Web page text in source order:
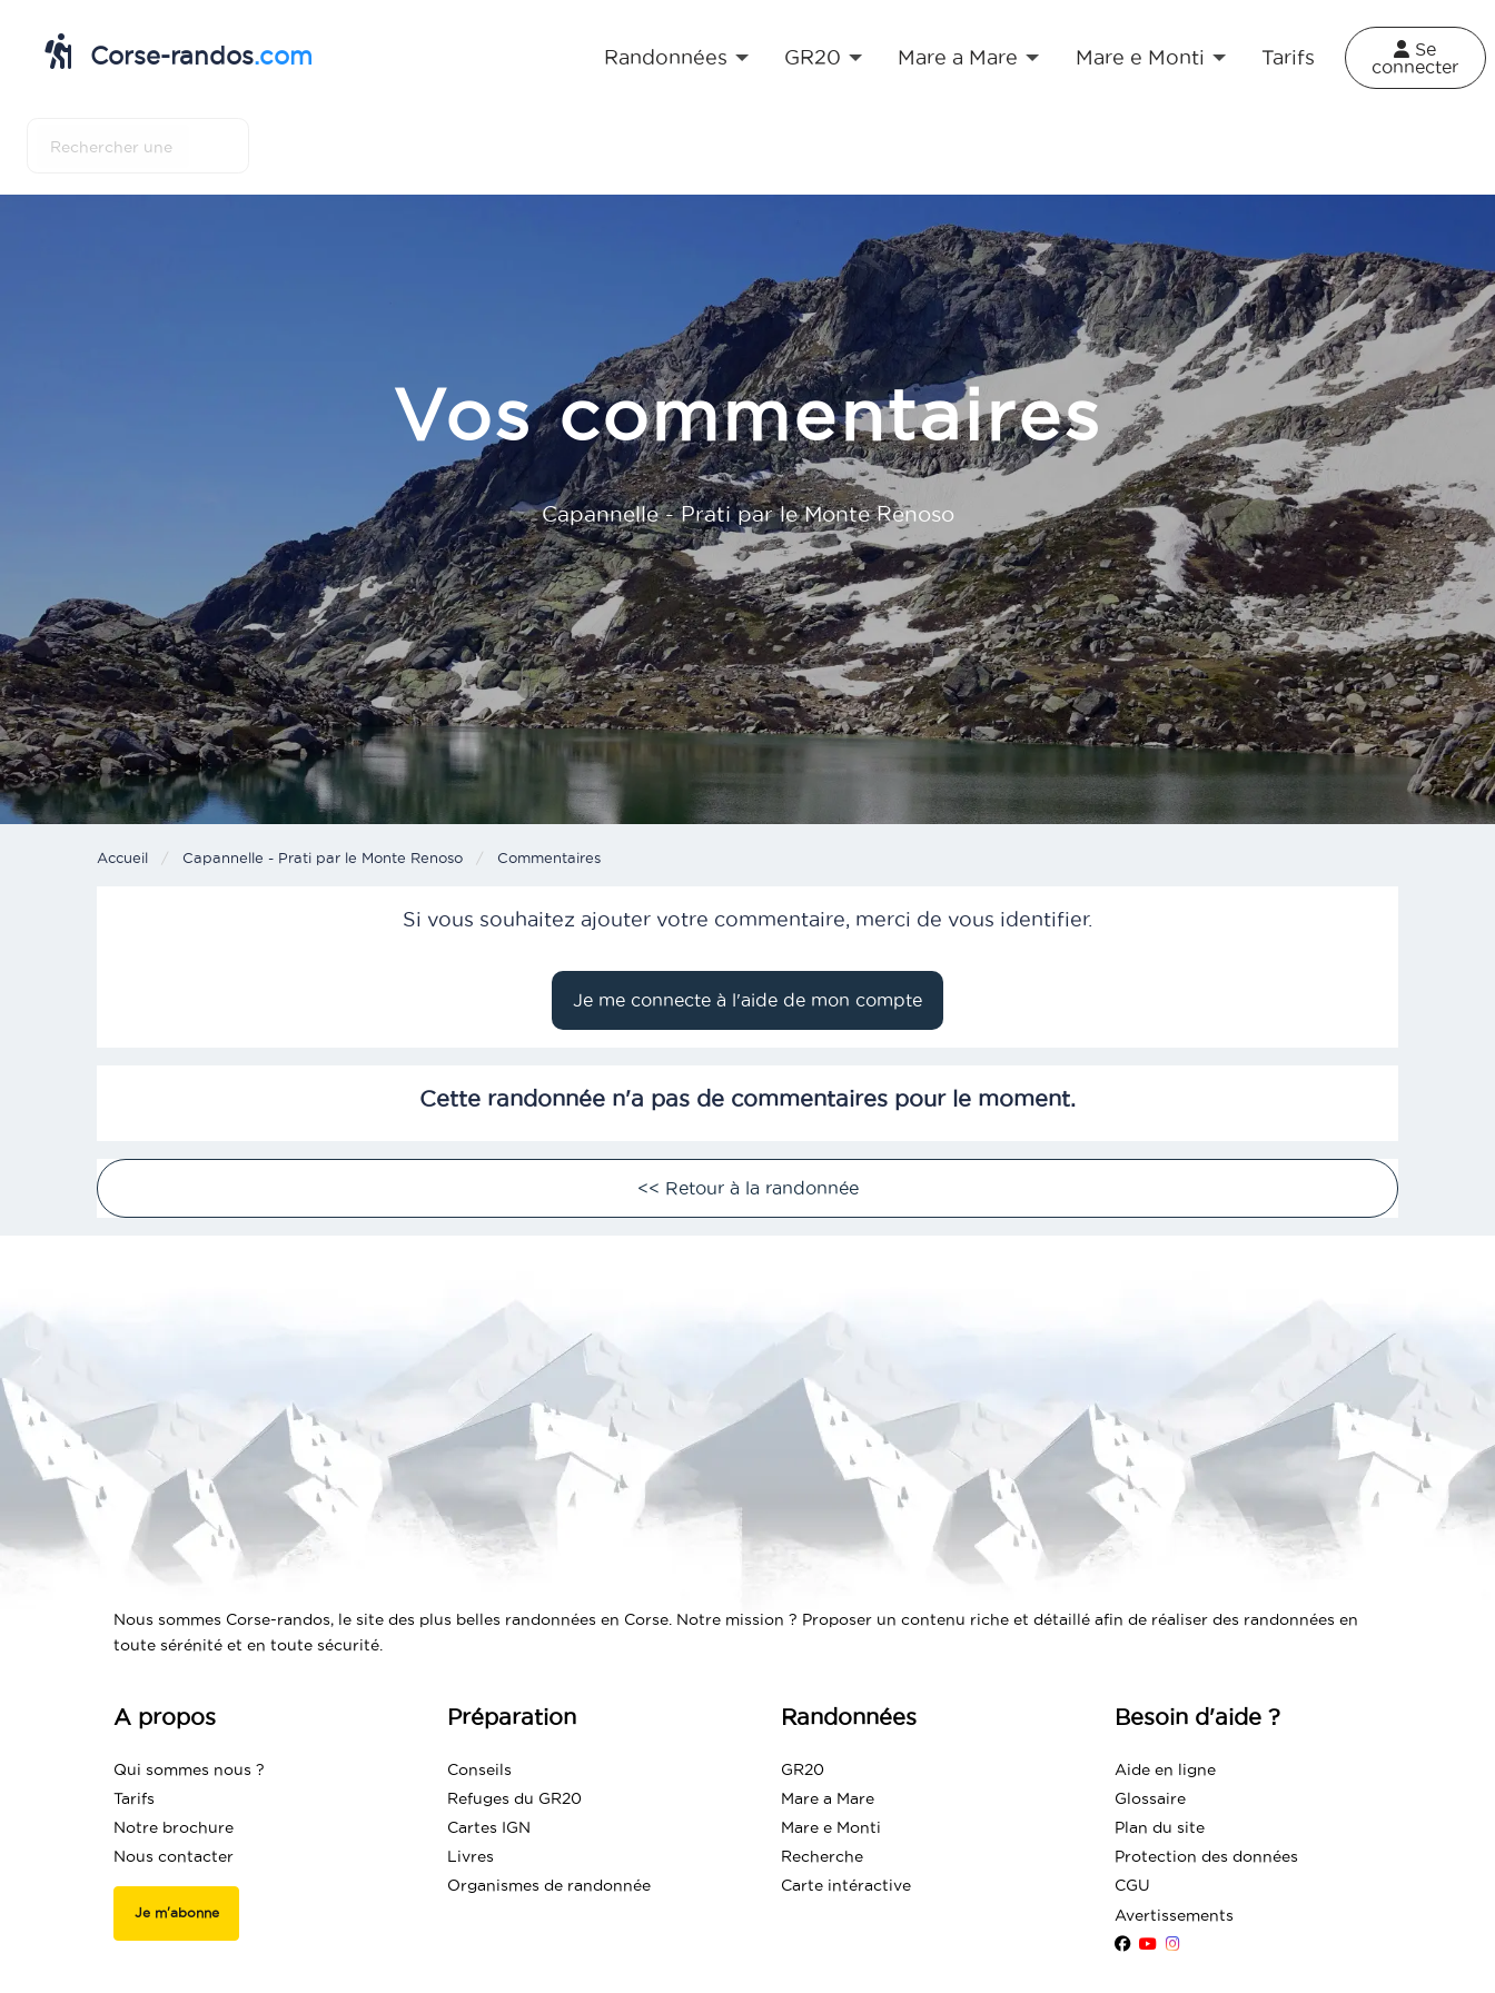
Corse-randos.com Randonnées GR20 Mare a Mare Mare e Monti Tarifs
Se
connecter
Vos commentaires
Capannelle - Prati par le Monte Renoso
Accueil Capannelle - Prati par le Monte Renoso Current:
Commentaires
Si vous souhaitez ajouter votre commentaire, merci de vous identifier.
×
Cette randonnée n'a pas de commentaires pour le moment.
<< Retour à la randonnée
Nous sommes Corse-randos, le site des plus belles randonnées en Corse. Notre mission ? Proposer un contenu riche et détaillé afin de réaliser des randonnées en
toute sérénité et en toute sécurité.
A propos
Qui sommes nous ?
Tarifs
Notre brochure
Nous contacter
Je m'abonne
Préparation
Conseils
Refuges du GR20
Cartes IGN
Livres
Organismes de randonnée
Randonnées
GR20
Mare a Mare
Mare e Monti
Recherche
Carte intéractive
Besoin d'aide ?
Aide en ligne
Glossaire
Plan du site
Protection des données
CGU
Avertissements